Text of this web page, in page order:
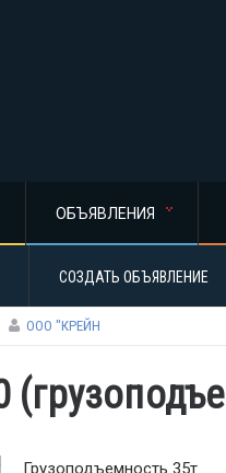
ОБЪЯВЛЕНИЯ
СОЗДАТЬ ОБЪЯВЛЕНИЕ
ООО "КРЕЙН
Грузоподъемность 35т